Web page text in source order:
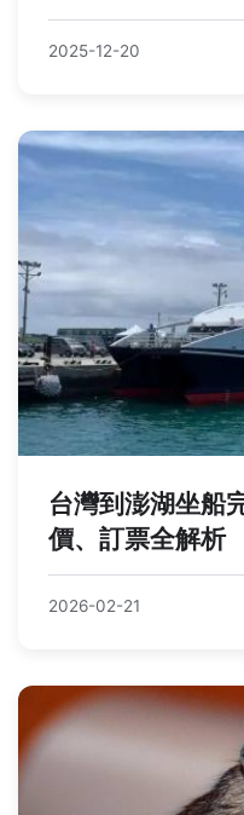
2025-12-20
台灣到澎湖坐船
價、訂票全解析
2026-02-21